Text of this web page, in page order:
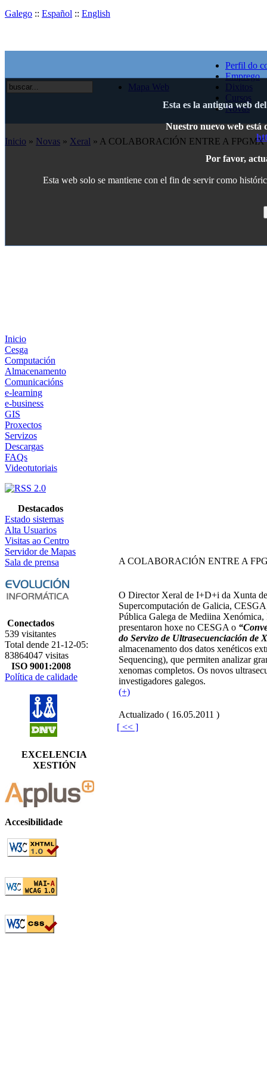
Esta es la antigua web
Nuestro nuevo web está
Por favor,
Esta web solo se mantiene con el fin de servir como
Galego :: Español :: English
Mapa Web
Perfil do
Emprego
Dixitos
Cursos
Novas
Inicio » Novas » Xeral » A COLABORACIÓN ENTRE A FPGMX
Inicio
Cesga
Computación
Almacenamento
Comunicacións
e-learning
e-business
GIS
Proxectos
Servizos
Descargas
FAQs
Videotutoriais
Destacados
Estado sistemas
Alta Usuarios
Visitas ao Centro
Servidor de Mapas
Sala de prensa
Conectados
539 visitantes
Total dende 21-12-05:
83864047 visitas
ISO 9001:2008
Política de calidade
EXCELENCIA
XESTIÓN
Accesibilidade
A COLABORACIÓN ENTRE A
O Director Xeral de I+D+i da Xunta
Supercomputación de Galicia,
Pública Galega de Mediina
presentaron hoxe no CESGA o
do Servizo de Ultrasecuenciación de
almacenamento dos datos xenéticos
Sequencing), que permiten analizar
xenomas completos. Os novos
investigadores galegos.
(+)
Actualizado ( 16.05.2011 )
[ << ]